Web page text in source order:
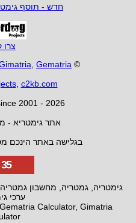
חדש - תוסף
צרו
© Copyright -
, Gematria
, c2kb.com
2001 - 2026
אתר גימטריא - מאז 2001
בגלישה באתר הינכם
35
גימטריה, גמטריה, מחשבון
ערכי
Calculator, Gimatria